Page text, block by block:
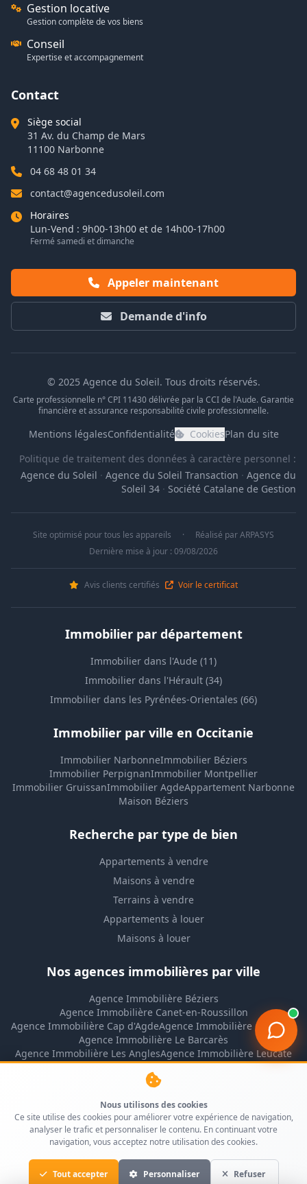
Nous utilisons des cookies
Ce site utilise des cookies pour améliorer votre expérience de navigation,
analyser le trafic et personnaliser le contenu. En continuant votre
navigation, vous acceptez notre utilisation des cookies.
Tout accepter Personnaliser Refuser
Gestion locative
Gestion complète de vos biens
Conseil
Expertise et accompagnement
Contact
Siège social
31 Av. du Champ de Mars
11100 Narbonne
04 68 48 01 34
contact@agencedusoleil.com
Horaires
Lun-Vend : 9h00-13h00 et de 14h00-17h00
Fermé samedi et dimanche
Appeler maintenant
Demande d'info
© 2025 Agence du Soleil. Tous droits réservés.
Carte professionnelle n° CPI 11430 délivrée par la CCI de l'Aude. Garantie
financière et assurance responsabilité civile professionnelle.
Mentions légalesConfidentialité CookiesPlan du site
Politique de traitement des données à caractère personnel :
Agence du Soleil · Agence du Soleil Transaction · Agence du
Soleil 34 · Société Catalane de Gestion
Site optimisé pour tous les appareils · Réalisé parARPASYS
Dernière mise à jour : 09/08/2026
Avis clients certifiés Voir le certificat
Immobilier par département
Immobilier dans l'Aude (11)
Immobilier dans l'Hérault (34)
Immobilier dans les Pyrénées-Orientales (66)
Immobilier par ville en Occitanie
Immobilier NarbonneImmobilier Béziers
Immobilier PerpignanImmobilier Montpellier
Immobilier GruissanImmobilier AgdeAppartement Narbonne
Maison Béziers
Recherche par type de bien
Appartements à vendre
Maisons à vendre
Terrains à vendre
Appartements à louer
Maisons à louer
Nos agences immobilières par ville
Agence Immobilière Béziers
Agence Immobilière Canet-en-Roussillon
Agence Immobilière Cap d'AgdeAgence Immobilière Gruissan
Agence Immobilière Le Barcarès
Agence Immobilière Les AnglesAgence Immobilière Leucate
Agence Immobilière Lézignan-Corbières
Agence Immobilière Montpellier
Agence Immobilière Narbonne-Plage
Agence Immobilière Perpignan
Agence Immobilière Port-la-Nouvelle
Agence Immobilière Rivesaltes
Agence Immobilière Saint-Cyprien
Agence Immobilière Saint-Pierre-la-Mer